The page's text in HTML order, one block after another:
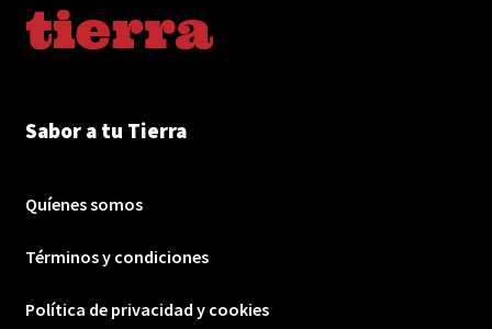
Sabor a tu Tierra
Quíenes somos
Términos y condiciones
Política de privacidad y cookies